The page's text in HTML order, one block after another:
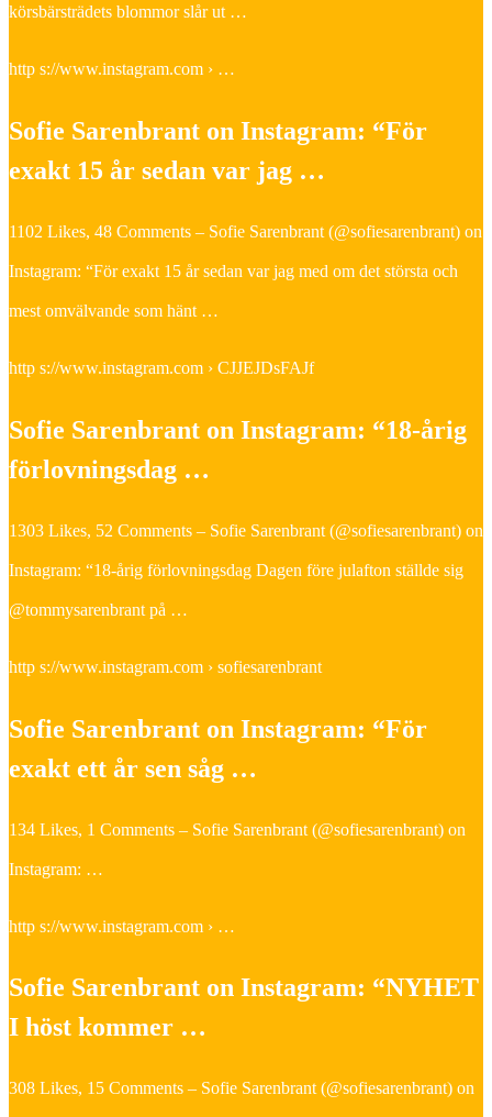
körsbärsträdets blommor slår ut …
http s://www.instagram.com › …
Sofie Sarenbrant on Instagram: “För
exakt 15 år sedan var jag …
1102 Likes, 48 Comments – Sofie Sarenbrant (@sofiesarenbrant) on
Instagram: “För exakt 15 år sedan var jag med om det största och
mest omvälvande som hänt …
http s://www.instagram.com › CJJEJDsFAJf
Sofie Sarenbrant on Instagram: “18-årig
förlovningsdag …
1303 Likes, 52 Comments – Sofie Sarenbrant (@sofiesarenbrant) on
Instagram: “18-årig förlovningsdag Dagen före julafton ställde sig
@tommysarenbrant på …
http s://www.instagram.com › sofiesarenbrant
Sofie Sarenbrant on Instagram: “För
exakt ett år sen såg …
134 Likes, 1 Comments – Sofie Sarenbrant (@sofiesarenbrant) on
Instagram: …
http s://www.instagram.com › …
Sofie Sarenbrant on Instagram: “NYHET
I höst kommer …
308 Likes, 15 Comments – Sofie Sarenbrant (@sofiesarenbrant) on